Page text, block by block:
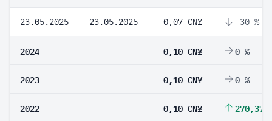
23.05.2025 23.05.2025 0,07 CN¥ -30 %
2024 0,10 CN¥ 0 %
2023 0,10 CN¥ 0 %
2022 0,10 CN¥ 270,37